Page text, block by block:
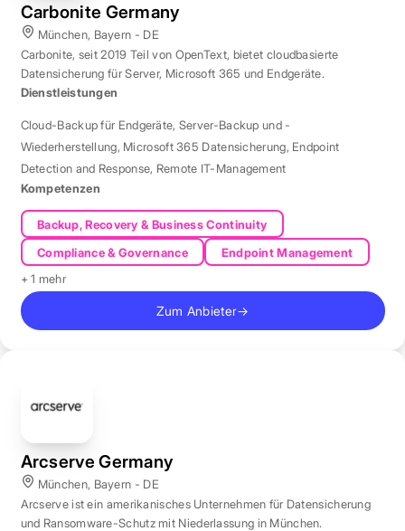
Carbonite Germany
München, Bayern - DE
Carbonite, seit 2019 Teil von OpenText, bietet cloudbasierte
Datensicherung für Server, Microsoft 365 und Endgeräte.
Dienstleistungen
Cloud-Backup für Endgeräte, Server-Backup und -
Wiederherstellung, Microsoft 365 Datensicherung, Endpoint
Detection and Response, Remote IT-Management
Kompetenzen
Backup, Recovery & Business Continuity
Compliance & Governance
Endpoint Management
+ 1 mehr
Zum Anbieter→
Arcserve Germany
München, Bayern - DE
Arcserve ist ein amerikanisches Unternehmen für Datensicherung
und Ransomware-Schutz mit Niederlassung in München.